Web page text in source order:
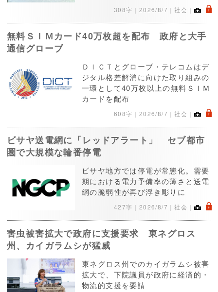
308字｜ 2026/8/7 ｜社会｜ .
無料ＳＩＭカード40万枚超を配布 政府と大手
通信グローブ
ＤＩＣＴとグローブ・テレコムはデ
ジタル格差解消に向けた取り組みの
一環として40万枚以上の無料ＳＩＭ
カードを配布
608字｜ 2026/8/7 ｜社会｜ .
ビサヤ送電網に「レッドアラート」 セブ都市
圏で大規模な輪番停電
ビサヤ地方では停電が常態化。需要
期における電力予備率の薄さと送電
網の脆弱性が再び浮き彫りに
427字｜ 2026/8/7 ｜社会｜ .
害虫被害拡大で政府に支援要求 東ネグロス
州、カイガラムシが猛威
東ネグロス州でのカイガラムシ被害
拡大で、下院議員が政府に経済的・
物流的支援を要請